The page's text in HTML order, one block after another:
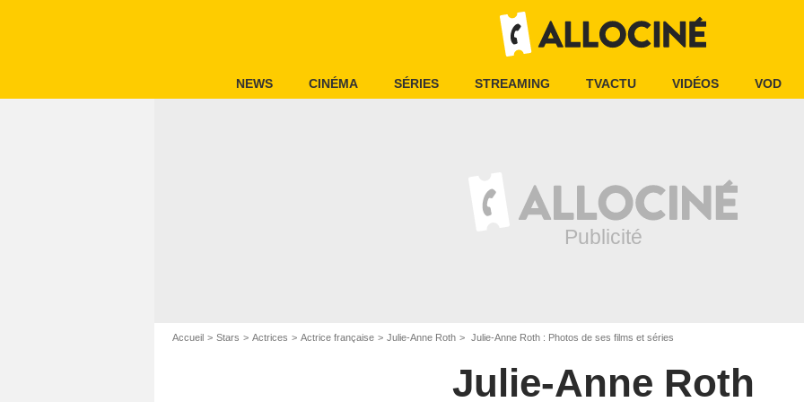
NEWS CINÉMA SÉRIES STREAMING TVACTU VIDÉOS VOD
Accueil Stars Actrices Actrice française Julie-Anne Roth Julie-Anne Roth : Photos de ses films et séries
Julie-Anne Roth